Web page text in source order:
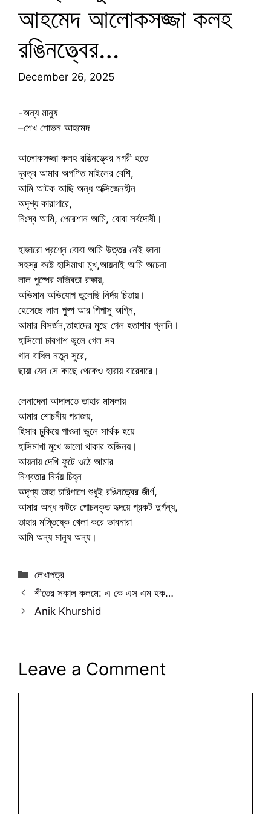
আহমেদ আলোকসজ্জা কলহ
রঙিনত্ত্বের…
December 26, 2025
-অন্য মানুষ
–শেখ শোভন আহমেদ
আলোকসজ্জা কলহ রঙিনত্ত্বের নগরী হতে
দূরত্ব আমার অগণিত মাইলের বেশি,
আমি আটক আছি অন্ধ অক্সিজেনহীন
অদৃশ্য কারাগারে,
নিঃস্ব আমি, পেরেশান আমি, বোবা সর্বদোষী।
হাজারো প্রশ্নে বোবা আমি উত্তর নেই জানা
সহস্র কষ্টে হাসিমাখা মুখ,আয়নাই আমি অচেনা
লাল পুষ্পের সজিবতা রক্ষায়,
অভিমান অভিযোগ তুলেছি নির্দয় চিতায়।
হেসেছে লাল পুষ্প আর পিপাসু অগ্নি,
আমার বিসর্জন,তাহাদের মুছে গেল হতাশার গ্লানি।
হাসিলো চারপাশ ভুলে গেল সব
গান বাধিল নতুন সুরে,
ছায়া যেন সে কাছে থেকেও হারায় বারেবারে।
লেনাদেনা আদালতে তাহার মামলায়
আমার শোচনীয় পরাজয়,
হিসাব চুকিয়ে পাওনা ভুলে সার্থক হয়ে
হাসিমাখা মুখে ভালো থাকার অভিনয়।
আয়নায় দেখি ফুটে ওঠে আমার
নিশ্বতার নির্দয় চিহ্ন
অদৃশ্য তাহা চারিপাশে শুধুই রঙিনত্ত্বের জীর্ণ,
আমার অন্ধ কটরে পোচনকৃত হৃদয়ে প্রকট দুর্গন্ধ,
তাহার মস্তিষ্কে খেলা করে ভাবনারা
আমি অন্য মানুষ অন্য।
Categories
লেখাপত্র
শীতের সকাল কলমে: এ কে এস এম হক…
Anik Khurshid
Leave a Comment